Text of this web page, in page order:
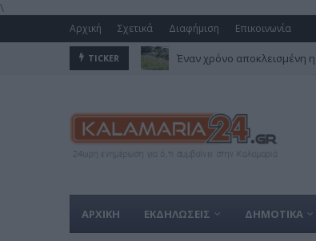
\
Αρχική Σχετικά Διαφήμιση Επικοινωνία
TICKER Έναν χρόνο αποκλεισμένη
ΑΡΧΙΚΗ ΕΚΔΗΛΩΣΕΙΣ ΔΗΜΟΤΙΚΑ